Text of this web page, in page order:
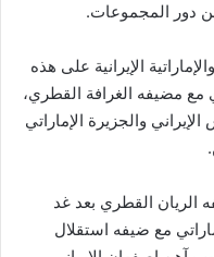
من دور المجموعات.
الإيرانية على هذه
مضيفه الغرافة القطري،
والجزيرة الإماراتي
الريان القطري بعد غد
مع ضيفه استقلال